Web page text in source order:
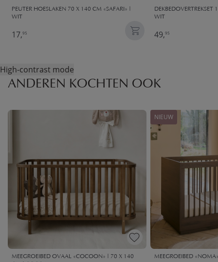
PEUTER HOESLAKEN 70 X 140 CM «SAFARI» |
WIT
17,95
WIT
49,95
High-contrast mode
ANDEREN KOCHTEN OOK
MEEGROEIBED OVAAL «COCOON» | 70 X 140
NIEUW
MEEGROEIBED